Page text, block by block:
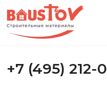
+7 (495) 212-